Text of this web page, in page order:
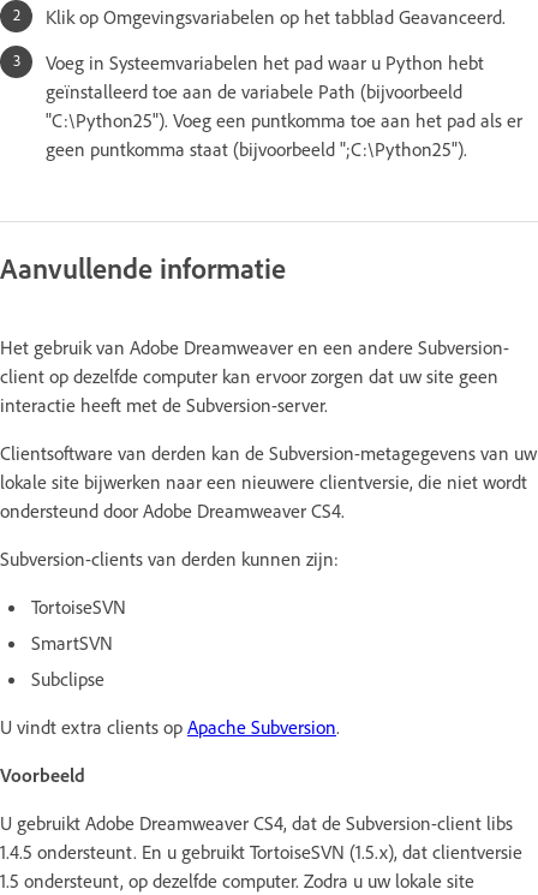
Klik op Omgevingsvariabelen op het tabblad Geavanceerd.
Voeg in Systeemvariabelen het pad waar u Python hebt
geïnstalleerd toe aan de variabele Path (bijvoorbeeld
"C:\Python25"). Voeg een puntkomma toe aan het pad als er
geen puntkomma staat (bijvoorbeeld ";C:\Python25").
Aanvullende informatie
Het gebruik van Adobe Dreamweaver en een andere Subversion-
client op dezelfde computer kan ervoor zorgen dat uw site geen
interactie heeft met de Subversion-server.
Clientsoftware van derden kan de Subversion-metagegevens van uw
lokale site bijwerken naar een nieuwere clientversie, die niet wordt
ondersteund door Adobe Dreamweaver CS4.
Subversion-clients van derden kunnen zijn:
TortoiseSVN
SmartSVN
Subclipse
U vindt extra clients op Apache Subversion.
Voorbeeld
U gebruikt Adobe Dreamweaver CS4, dat de Subversion-client libs
1.4.5 ondersteunt. En u gebruikt TortoiseSVN (1.5.x), dat clientversie
1.5 ondersteunt, op dezelfde computer. Zodra u uw lokale site